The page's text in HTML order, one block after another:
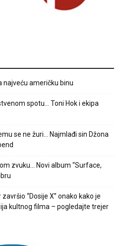
najveću američku binu
spotu… Toni Hok i ekipa
se ne žuri… Najmlađi sin Džona
zvuku… Novi album “Surface,
“Dosije X” onako kako je
kultnog filma – pogledajte trejer